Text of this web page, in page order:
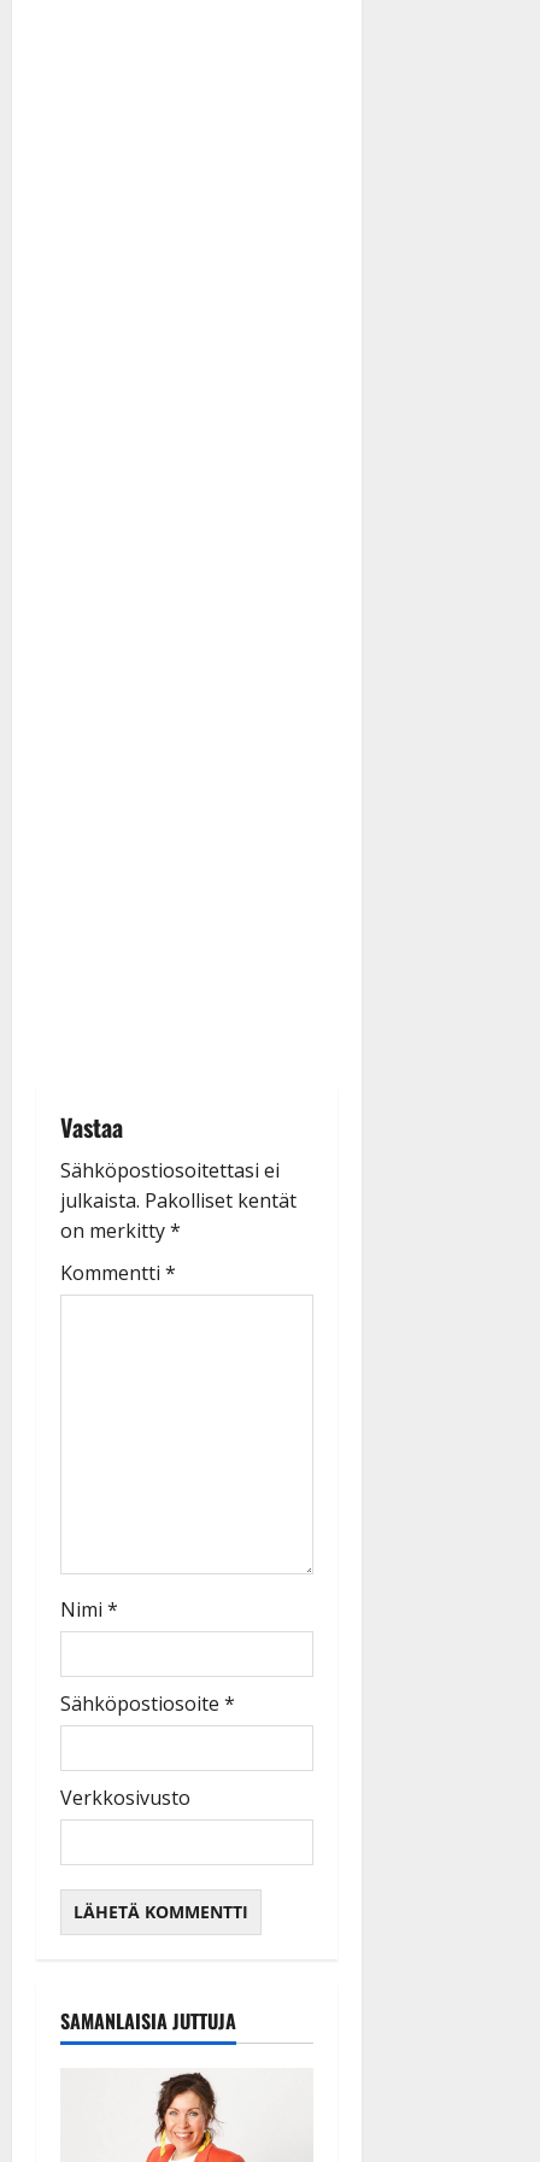
Vastaa
Sähköpostiosoitettasi ei
julkaista. Pakolliset kentät
on merkitty*
Kommentti *
Nimi *
Sähköpostiosoite *
Verkkosivusto
SAMANLAISIA JUTTUJA